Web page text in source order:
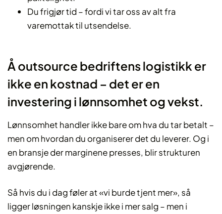
Du frigjør tid – fordi vi tar oss av alt fra
varemottak til utsendelse.
Å outsource bedriftens logistikk er
ikke en kostnad – det er en
investering i lønnsomhet og vekst.
Lønnsomhet handler ikke bare om hva du tar betalt –
men om hvordan du organiserer det du leverer. Og i
en bransje der marginene presses, blir strukturen
avgjørende.
Så hvis du i dag føler at «vi burde tjent mer», så
ligger løsningen kanskje ikke i mer salg – men i